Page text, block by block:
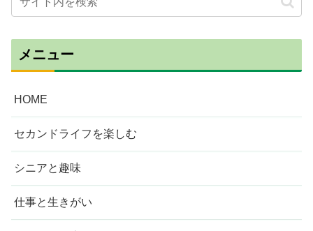
メニュー
HOME
セカンドライフを楽しむ
シニアと趣味
仕事と生きがい